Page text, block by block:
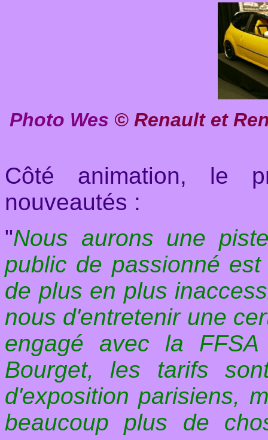
Photo Wes © Renault et
Côté animation, le
nouveautés :
"Nous aurons une
public de passionné
de plus en plus
nous d'entretenir une
engagé avec la
Bourget, les tarifs
d'exposition parisiens,
beaucoup plus de